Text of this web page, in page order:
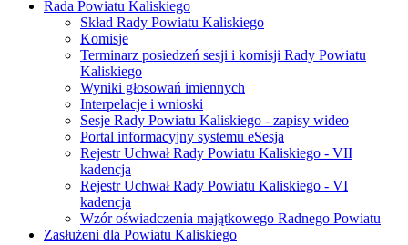
Rada Powiatu Kaliskiego
Skład Rady Powiatu Kaliskiego
Komisje
Terminarz posiedzeń sesji i komisji Rady Powiatu
Kaliskiego
Wyniki głosowań imiennych
Interpelacje i wnioski
Sesje Rady Powiatu Kaliskiego - zapisy wideo
Portal informacyjny systemu eSesja
Rejestr Uchwał Rady Powiatu Kaliskiego - VII
kadencja
Rejestr Uchwał Rady Powiatu Kaliskiego - VI
kadencja
Wzór oświadczenia majątkowego Radnego Powiatu
Zasłużeni dla Powiatu Kaliskiego